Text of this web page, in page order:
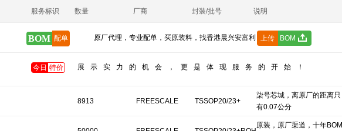
服务标识 数量 厂商 封装/批号 说明
BOM 配单 原厂代理，专业配单，买原装料，找香港晨兴安富利 上传 BOM
今日 特价 展示实力的机会，更是体现服务的开始！
8913 FREESCALE TSSOP20/23+
柒号芯城，离原厂的距离只
有0.07公分
原装，原厂渠道，十年BOM